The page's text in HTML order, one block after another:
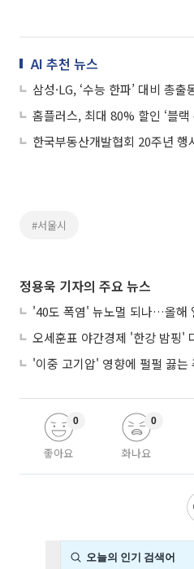
AI 추천 뉴스
홈플러스, 최대 80% 할인 ‘블랙
#서울시
정용욱 기자의 주요 뉴스
좋아요
0
화나요
0